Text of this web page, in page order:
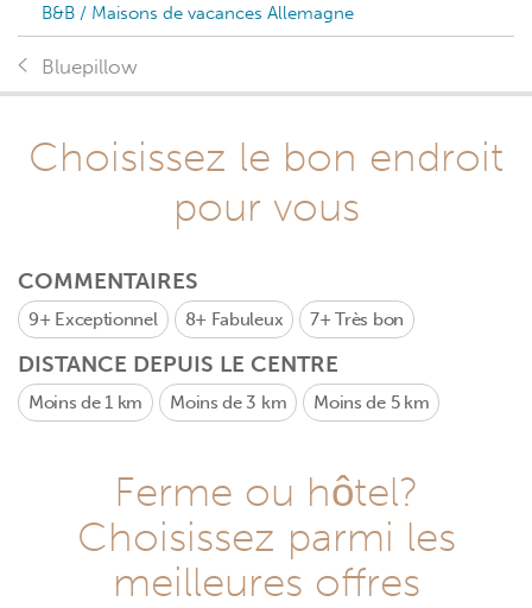
B&B / Maisons de vacances Allemagne
Bluepillow
Choisissez le bon endroit
pour vous
COMMENTAIRES
9+ Exceptionnel 8+ Fabuleux 7+Très bon
DISTANCE DEPUIS LE CENTRE
Moins de 1 km Moins de 3 km Moins de 5 km
Ferme ou hôtel?
Choisissez parmi les
meilleures offres